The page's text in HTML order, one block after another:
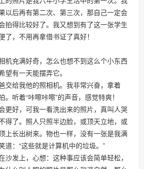
以后再有第二次、第三次，那自己一定会
拍得比较好了。我又想到有了这一张学生
了，不用再拿借书证了真好！
充满好奇，怎么也想不到这么个小东西
望有一天能摆弄它。
给我他的照相机。我非常兴奋，拿着
听着“咔嚓咔嚓”的声音，感觉特爽！
好，可我一看洗出来的照片，真叫人哭
得了。照人只照半边脸，或顶天立地，或
上长出树来。物也一样，没有一张是我满
道：“这些就是计算机中的垃圾。”
发上，心想：这种事应该会简单轻松，